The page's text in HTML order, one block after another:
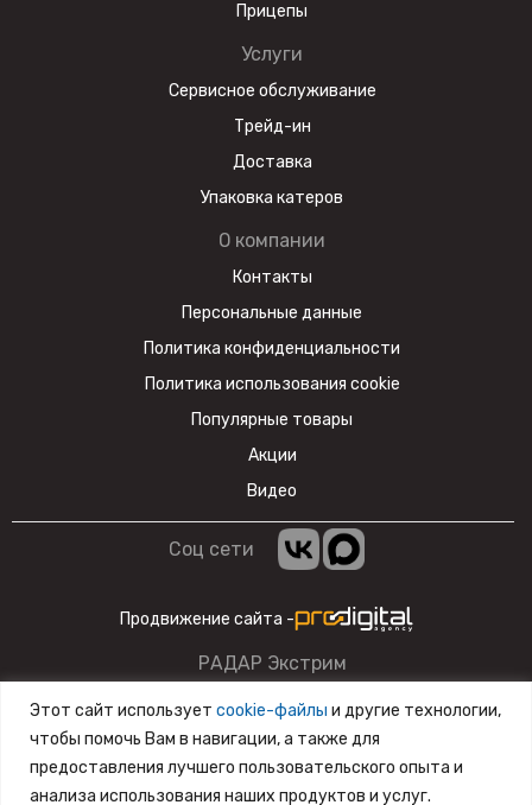
Прицепы
Услуги
Сервисное обслуживание
Трейд-ин
Доставка
Упаковка катеров
О компании
Контакты
Персональные данные
Политика конфиденциальности
Политика использования cookie
Популярные товары
Акции
Видео
Соц сети
Продвижение сайта -
РАДАР Экстрим
Данный сайт несет информационный характер и ни при
каких условиях материалы и цены, размещенные на сайте,
не являются публичной офертой.
Этот сайт использует cookie-файлы и другие технологии,
чтобы помочь Вам в навигации, а также для
предоставления лучшего пользовательского опыта и
анализа использования наших продуктов и услуг.